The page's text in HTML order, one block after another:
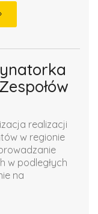
realizacji
w regionie
w podległych
na